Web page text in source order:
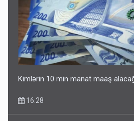
Kimlərin 10 min manat maaş
16:28